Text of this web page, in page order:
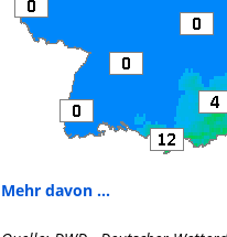
Mehr davon ...